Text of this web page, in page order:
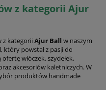
z kategorii Ajur
z kategorii Ajur Ball w naszym
powstał z pasji do
włóczek, szydełek,
akcesoriów kaletniczych. W
produktów handmade